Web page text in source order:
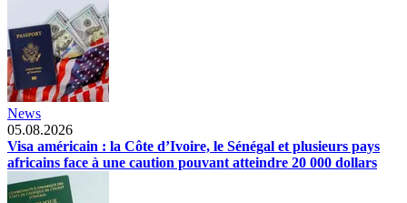
News
05.08.2026
Visa américain : la Côte d’Ivoire, le Sénégal et plusieurs pays
africains face à une caution pouvant atteindre 20 000 dollars